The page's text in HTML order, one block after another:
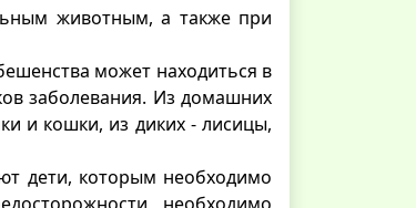
животным, а также при
может находиться в
заболевания. Из домашних
и кошки, из диких - лисицы,
дети, которым необходимо